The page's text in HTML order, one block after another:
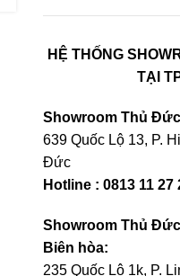
HỆ THỐNG
TẠI
Showroom Thủ
639 Quốc Lộ 13, P.
Đức
Hotline : 0813 11 27
Showroom Thủ
Biên hòa:
235 Quốc Lộ 1k, P.